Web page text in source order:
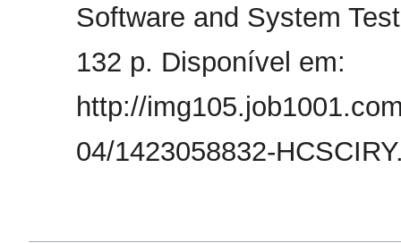
Software and System
132 p. Disponível em:
http://
04/1423058832-